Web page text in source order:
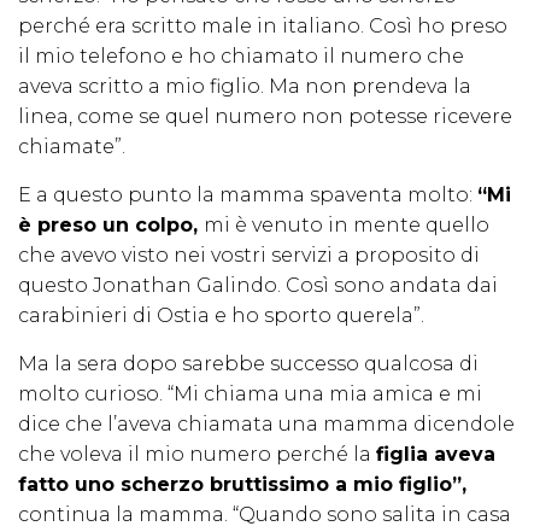
perché era scritto male in italiano. Così ho preso
il mio telefono e ho chiamato il numero che
aveva scritto a mio figlio. Ma non prendeva la
linea, come se quel numero non potesse ricevere
chiamate”.
E a questo punto la mamma spaventa molto: “Mi
è preso un colpo, mi è venuto in mente quello
che avevo visto nei vostri servizi a proposito di
questo Jonathan Galindo. Così sono andata dai
carabinieri di Ostia e ho sporto querela”.
Ma la sera dopo sarebbe successo qualcosa di
molto curioso. “Mi chiama una mia amica e mi
dice che l’aveva chiamata una mamma dicendole
che voleva il mio numero perché la figlia aveva
fatto uno scherzo bruttissimo a mio figlio”,
continua la mamma. “Quando sono salita in casa